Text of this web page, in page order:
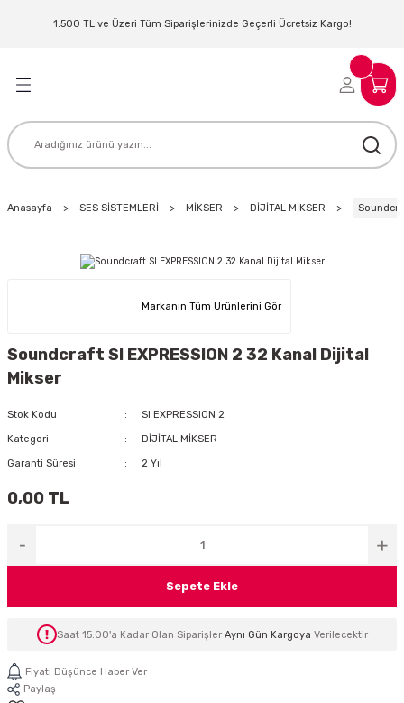
1.500 TL ve Üzeri Tüm Siparişlerinizde Geçerli Ücretsiz Kargo!
Geri Dön
Geri Dön
OYNATICI
Geri Dön
Geri Dön
Geri Dön
Geri Dön
Geri Dön
Geri Dön
Anasayfa SES SİSTEMLERİ MİKSER DİJİTAL MİKSER
Markanın Tüm Ürünlerini Gör
Soundcraft SI EXPRESSION 2 32 Kanal Dijital
Mikser
Stok Kodu SI EXPRESSION 2
Kategori DİJİTAL MİKSER
Garanti Süresi 2 Yıl
0,00 TL
Sepete Ekle
Saat 15:00'a Kadar Olan Siparişler Aynı Gün Kargoya Verilecektir
Fiyatı Düşünce Haber Ver
Paylaş